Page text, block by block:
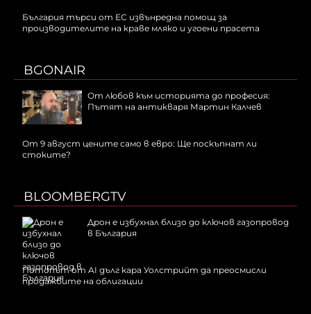
България търси от ЕС извънредна помощ за
производителите на краве мляко и угоени прасета
BGONAIR
От любов към историята до професия:
Пътят на антикваря Мартин Калчев
От 9 август цените само в евро: Ще поскъпнат ли
стоките?
BLOOMBERGTV
Дрон е избухнал близо до ключов газопровод
в България
Потопът от AI дълг кара Уолстрийт да преосмисли
продажбите на облигации